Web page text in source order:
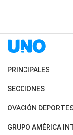
PRINCIPALES
Últimas Noticias
Política
SECCIONES
Horóscopo
Motores
OVACIÓN DEPORTES
Fútbol
GRUPO AMÉRICA